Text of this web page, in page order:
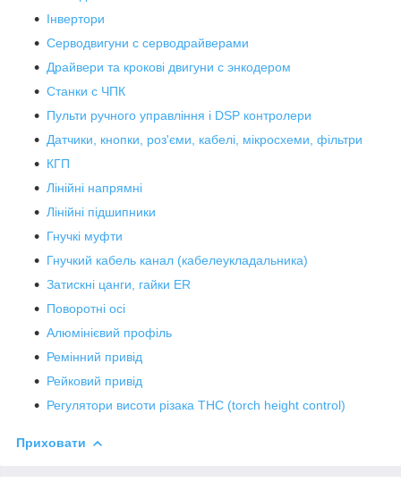
Інвертори
Серводвигуни с серводрайверами
Драйвери та крокові двигуни с энкодером
Станки с ЧПК
Пульти ручного управління і DSP контролери
Датчики, кнопки, роз'єми, кабелі, мікросхеми, фільтри
КГП
Лінійні напрямні
Лінійні підшипники
Гнучкі муфти
Гнучкий кабель канал (кабелеукладальника)
Затискні цанги, гайки ER
Поворотні осі
Алюмінієвий профіль
Ремінний привід
Рейковий привід
Регулятори висоти різака THC (torch height control)
Приховати